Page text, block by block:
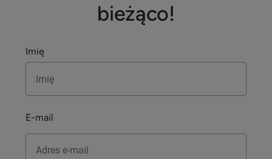
bieżąco!
Imię
E-mail